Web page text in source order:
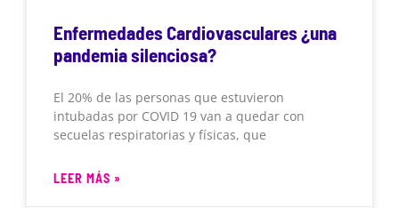
Enfermedades Cardiovasculares ¿una
pandemia silenciosa?
El 20% de las personas que estuvieron
intubadas por COVID 19 van a quedar con
secuelas respiratorias y físicas, que
LEER MÁS »